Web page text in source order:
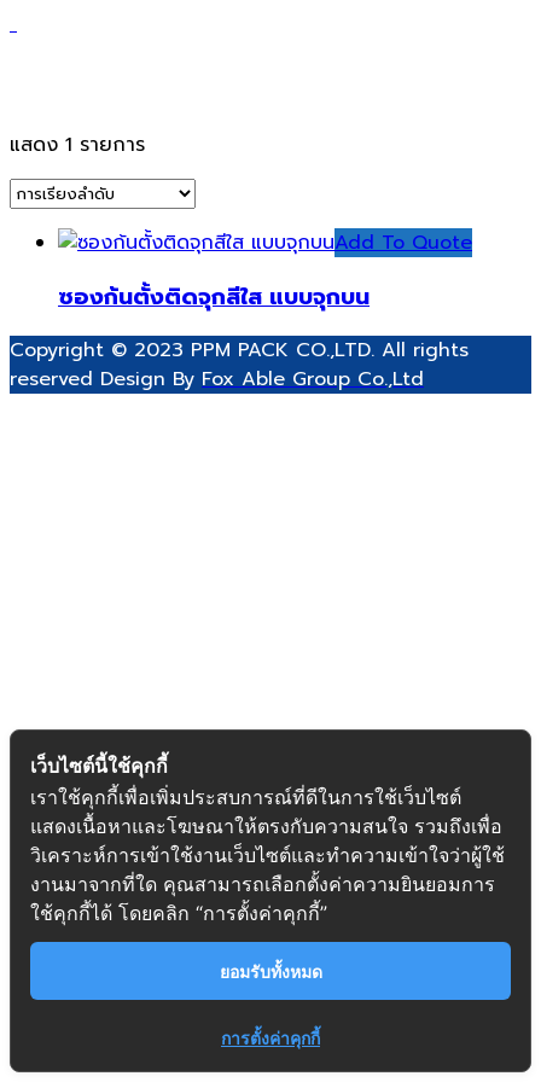
แสดง 1 รายการ
Add To Quote
ซองก้นตั้งติดจุกสีใส แบบจุกบน
Copyright © 2023 PPM PACK CO.,LTD. All rights
reserved Design By Fox Able Group Co.,Ltd
เว็บไซต์นี้ใช้คุกกี้
เราใช้คุกกี้เพื่อเพิ่มประสบการณ์ที่ดีในการใช้เว็บไซต์
แสดงเนื้อหาและโฆษณาให้ตรงกับความสนใจ รวมถึงเพื่อ
วิเคราะห์การเข้าใช้งานเว็บไซต์และทำความเข้าใจว่าผู้ใช้
งานมาจากที่ใด คุณสามารถเลือกตั้งค่าความยินยอมการ
ใช้คุกกี้ได้ โดยคลิก “การตั้งค่าคุกกี้”
ยอมรับทั้งหมด
การตั้งค่าคุกกี้